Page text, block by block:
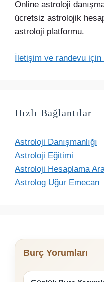
Online astroloji
ücretsiz astrolojik
astroloji platformu.
İletişim ve randevu için
Hızlı Bağlantılar
Astroloji Danışmanlığı
Astroloji Eğitimi
Astroloji Hesaplama
Astrolog Uğur Emecan
Burç Yorumları